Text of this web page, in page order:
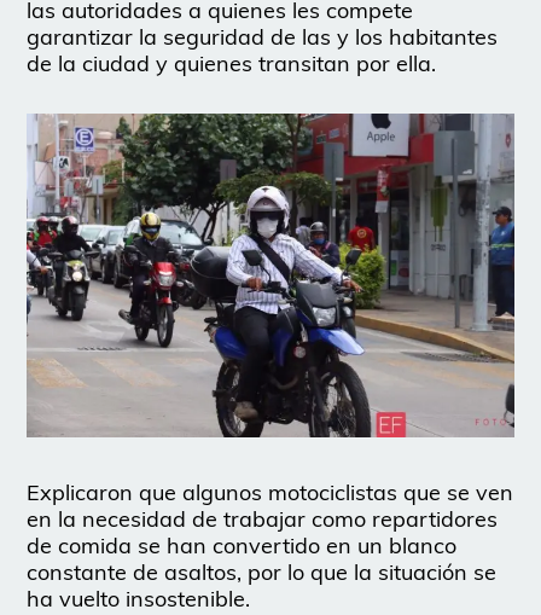
las autoridades a quienes les compete
garantizar la seguridad de las y los habitantes
de la ciudad y quienes transitan por ella.
Explicaron que algunos motociclistas que se ven
en la necesidad de trabajar como repartidores
de comida se han convertido en un blanco
constante de asaltos, por lo que la situación se
ha vuelto insostenible.